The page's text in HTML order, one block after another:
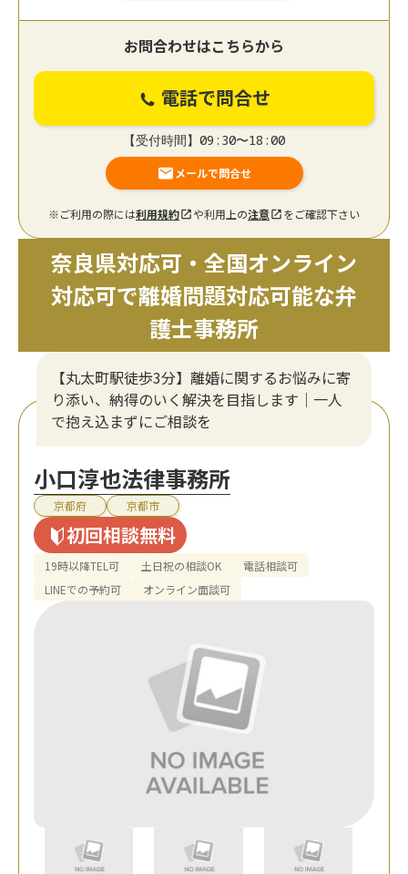
お問合わせはこちらから
電話で問合せ
【受付時間】09:30〜18:00
メールで問合せ
※ご利用の際には利用規約 や利用上の注意 をご確認下さい
奈良県対応可・全国オンライン
対応可で離婚問題対応可能な弁
護士事務所
【丸太町駅徒歩3分】離婚に関するお悩みに寄
り添い、納得のいく解決を目指します｜一人
で抱え込まずにご相談を
小口淳也法律事務所
京都府 京都市
初回相談無料
19時以降TEL可 土日祝の相談OK
電話相談可
LINEでの予約可
オンライン面談可